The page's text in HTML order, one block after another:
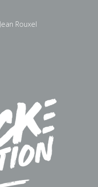
Rouxel